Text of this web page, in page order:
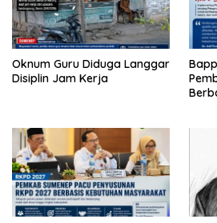
Oknum Guru Diduga Langgar
Disiplin Jam Kerja